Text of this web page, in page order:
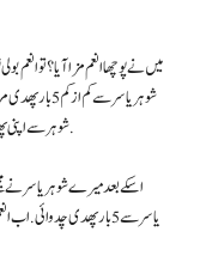
میں نے پوچھا انعم مزا آیا؟ تو
شوہر یاسر
شوہر سے اپنی پھدی چدوا سکتی ہے مجھے کوئی اعتراض نہیں ہوگا. انعم بہت خوش تھی.
اسکے بعد میرے شوہر یاسر نے
یاسر سے 5 بار پھدی